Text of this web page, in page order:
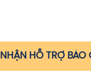
HỖ TRỢ BÁO